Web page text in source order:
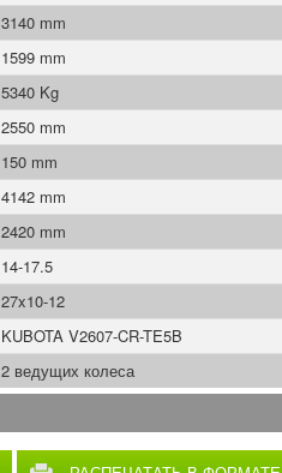
3140 mm
1599 mm
5340 Kg
2550 mm
150 mm
4142 mm
2420 mm
14-17.5
27x10-12
KUBOTA V2607-CR-TE5B
2 ведущих колеса